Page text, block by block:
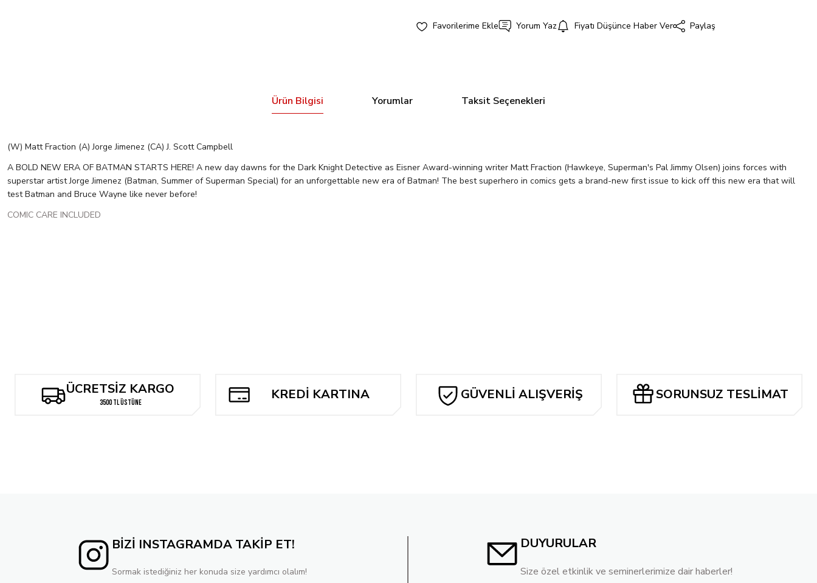
Yorum Yaz Fiyatı Düşünce Haber Ver Paylaş
Ürün Bilgisi Yorumlar Taksit Seçenekleri
(W) Matt Fraction (A) Jorge Jimenez (CA) J. Scott Campbell
A BOLD NEW ERA OF BATMAN STARTS HERE! A new day dawns for the Dark Knight Detective as Eisner Award-winning writer Matt Fraction (Hawkeye, Superman's Pal Jimmy Olsen) joins forces with
superstar artist Jorge Jimenez (Batman, Summer of Superman Special) for an unforgettable new era of Batman! The best superhero in comics gets a brand-new first issue to kick off this new era that will
test Batman and Bruce Wayne like never before!
COMIC CARE INCLUDED
ÜCRETSİZ KARGO
3500 TL ÜSTÜNE
KREDİ KARTINA
GÜVENLİ ALIŞVERİŞ SORUNSUZ TESLİMAT
BİZİ INSTAGRAMDA TAKİP ET!
Sormak istediğiniz her konuda size yardımcı olalım!
DUYURULAR
Size özel etkinlik ve seminerlerimize dair haberler!